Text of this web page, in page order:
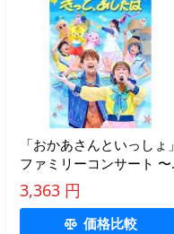
「おかあさんといっしょ」
ファミリーコンサート 〜
きっと、あしたは〜 ／
NHKおかあさんといっし
ょ (DVD) (予約)
3,363 円
価格比較